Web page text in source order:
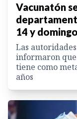
Vacunatón
14 y
Las
informaron
tiene como
años